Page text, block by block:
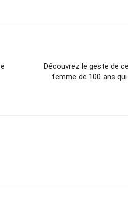
Découvrez le geste de
femme de 100 ans